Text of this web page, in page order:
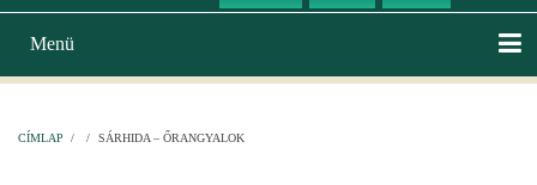
Main
navigation
Menü
CÍMLAP / / SÁRHIDA – ŐRANGYALOK